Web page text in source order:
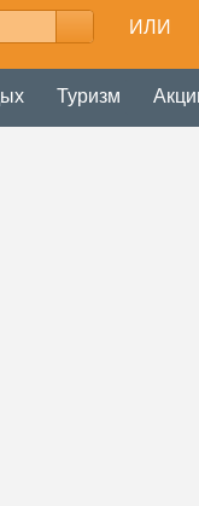
ИЛИ
Туризм